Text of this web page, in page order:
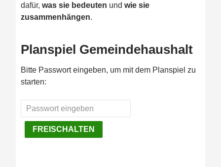
dafür, was sie bedeuten und wie sie
zusammenhängen.
Planspiel Gemeindehaushalt
Bitte Passwort eingeben, um mit dem Planspiel zu
starten:
FREISCHALTEN